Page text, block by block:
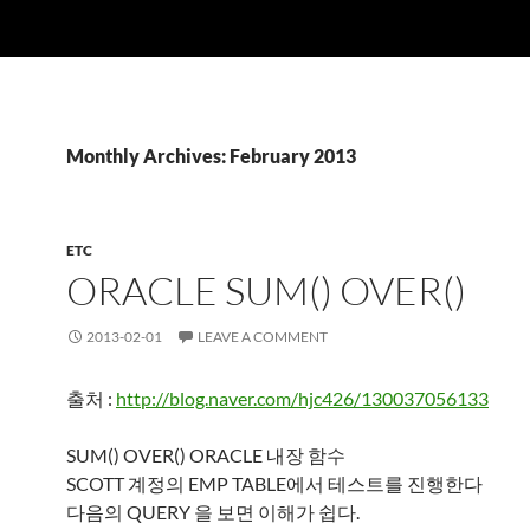
Monthly Archives: February 2013
ETC
ORACLE SUM() OVER()
2013-02-01 LEAVE A COMMENT
출처 : http://blog.naver.com/hjc426/130037056133
SUM() OVER() ORACLE 내장 함수
SCOTT 계정의 EMP TABLE에서 테스트를 진행한다
다음의 QUERY 을 보면 이해가 쉽다.